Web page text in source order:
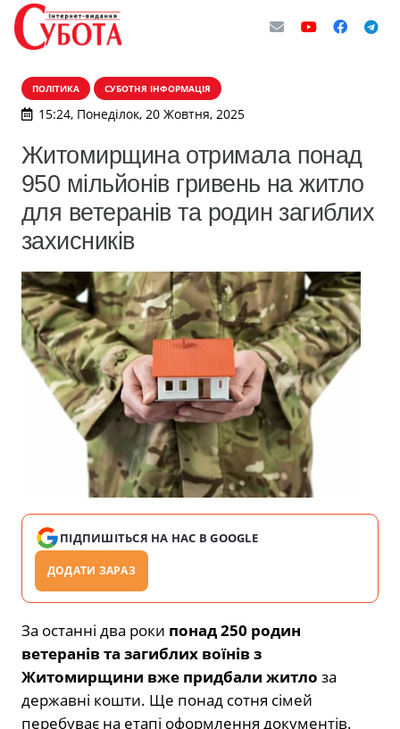
ПОЛІТИКА СУБОТНЯ ІНФОРМАЦІЯ
15:24, Понеділок, 20 Жовтня, 2025
Житомирщина отримала понад
950 мільйонів гривень на житло
для ветеранів та родин загиблих
захисників
ПІДПИШІТЬСЯ НА НАС В GOOGLE
ДОДАТИ ЗАРАЗ
За останні два роки понад 250 родин
ветеранів та загиблих воїнів з
Житомирщини вже придбали житло за
державні кошти. Ще понад сотня сімей
перебуває на етапі оформлення документів.